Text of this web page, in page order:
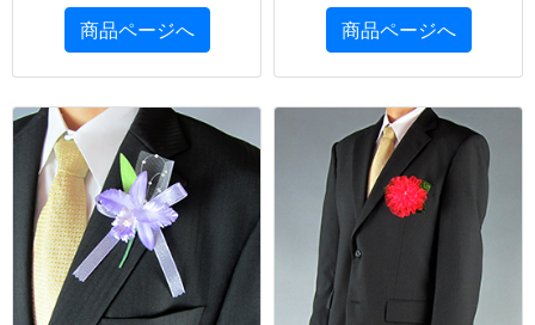
商品ページへ 商品ページへ